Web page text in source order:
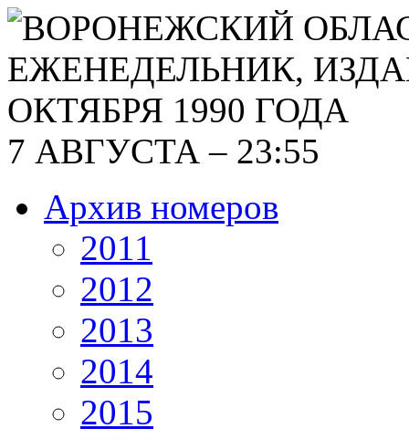
7 АВГУСТА – 23:55
Архив номеров
2011
2012
2013
2014
2015